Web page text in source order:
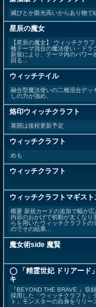
滅びとか眼光高いからあり物で
星辰の魔女
【星辰の魔女】 ウィッチクラ
種テーマ混合の魔法使い・ドラ
新規により、テーマ内のパワー
回る...
ウィッチテイル
融合型魔法使いの二種混合デッ
しの力が強め、
烙印ウィッチクラフト
展開は後程更新予定
ウィッチクラフト
めも
ウィッチクラフト
ウィッチクラフトマギスト
概要 新規カードの追加で幅が
内容のおかげで初動が太くなり
らを用いたウィッチクラフトの
のでその結果...
魔女術side 魔賢
◯ 「精霊世妃 ドリアード
キ
『BEYOND THE BRAVE 』収
採用した「ウィッチクラフト」
ト」モンスターの自身をリリ